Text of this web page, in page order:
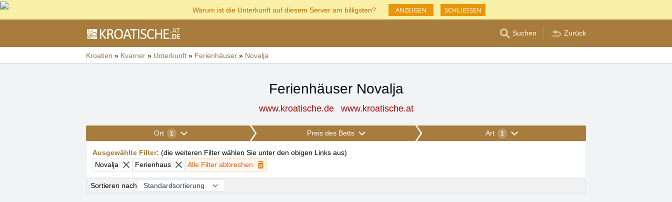
Warum ist die Unterkunft auf diesem Server am billigsten? ANZEIGEN SCHLIESSEN
Suchen Zurück
Kroatien » Kvarner » Unterkunft » Ferienhäuser » Novalja
Ferienhäuser Novalja
www.kroatische.de www.kroatische.at
Ort 1 Preis des Betts Art 1
Ausgewählte Filter: (die weiteren Filter wählen Sie unter den obigen Links aus)
Novalja
Ferienhaus Alle Filter abbrechen
Sortieren nach